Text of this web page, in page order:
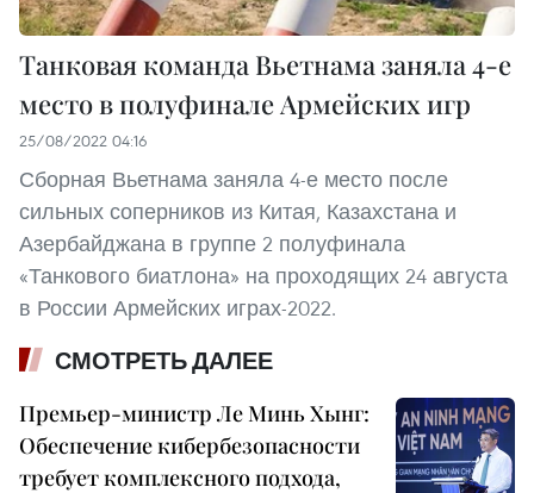
Танковая команда Вьетнама заняла 4-е
место в полуфинале Армейских игр
25/08/2022 04:16
Сборная Вьетнама заняла 4-е место после
сильных соперников из Китая, Казахстана и
Азербайджана в группе 2 полуфинала
«Танкового биатлона» на проходящих 24 августа
в России Армейских играх-2022.
СМОТРЕТЬ ДАЛЕЕ
Премьер-министр Ле Минь Хынг:
Обеспечение кибербезопасности
требует комплексного подхода,